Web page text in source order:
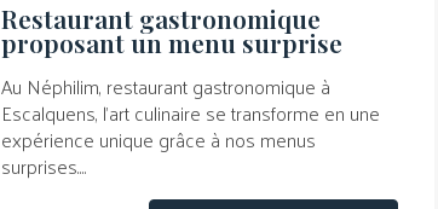
Restaurant gastronomique
proposant un menu surprise
Au Néphilim, restaurant gastronomique à
Escalquens, l’art culinaire se transforme en une
expérience unique grâce à nos menus
surprises....